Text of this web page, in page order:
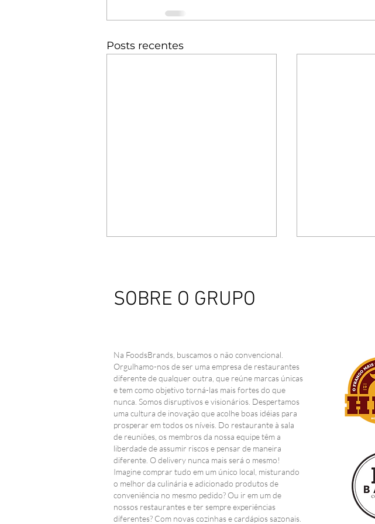
Posts recentes
A Foods Brands Marca
Presença Na ABF Rio
2023!
Boa
para
SOBRE O GRUPO
Na FoodsBrands, buscamos o não convencional.
Orgulhamo-nos de ser uma empresa de restaurantes
diferente de qualquer outra, que reúne marcas únicas
e tem como objetivo torná-las mais fortes do que
nunca. Somos disruptivos e visionários. Despertamos
uma cultura de inovação que acolhe boas idéias para
prosperar em todos os níveis. Do restaurante à sala
de reuniões, os membros da nossa equipe têm a
liberdade de assumir riscos e pensar de maneira
diferente. O delivery nunca mais será o mesmo!
Imagine comprar tudo em um único local, misturando
o melhor da culinária e adicionado produtos de
conveniência no mesmo pedido? Ou ir em um de
nossos restaurantes e ter sempre experiências
diferentes? Com novas cozinhas e cardápios sazonais.